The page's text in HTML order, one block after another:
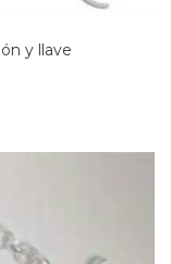
y llave